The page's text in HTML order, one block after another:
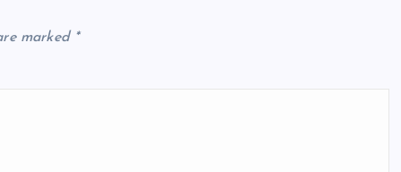
marked *